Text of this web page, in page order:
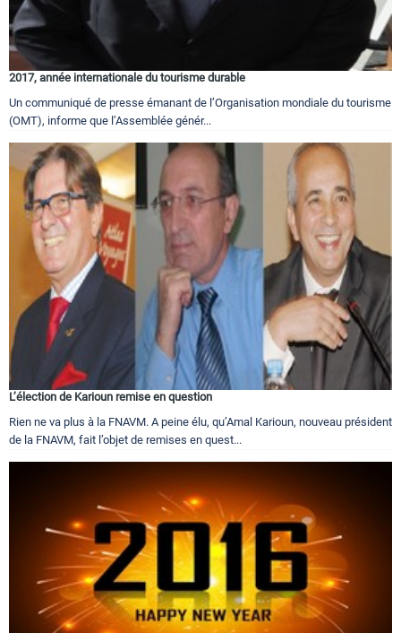
2017, année internationale du tourisme durable
Un communiqué de presse émanant de l’Organisation mondiale du tourisme
(OMT), informe que l’Assemblée génér...
L’élection de Karioun remise en question
Rien ne va plus à la FNAVM. A peine élu, qu’Amal Karioun, nouveau président
de la FNAVM, fait l’objet de remises en quest...